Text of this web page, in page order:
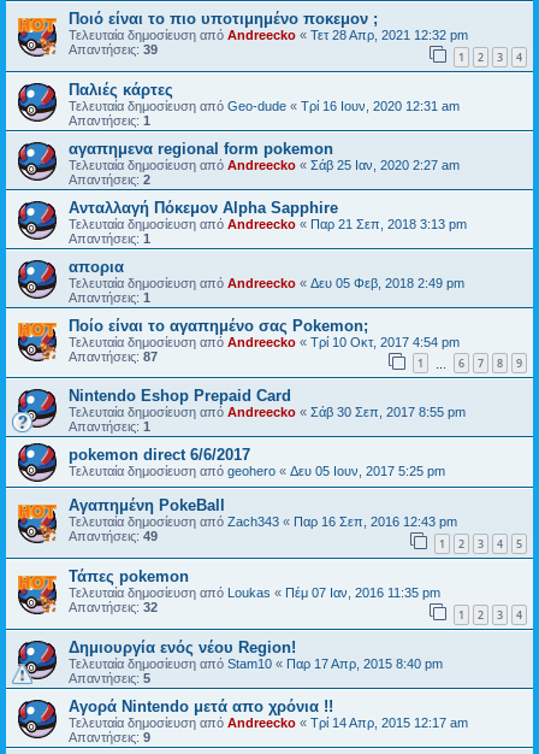
Ποιό είναι το πιο υποτιμημένο ποκεμον ;
Τελευταία δημοσίευση από Andreecko « Τετ 28 Απρ, 2021 12:32 pm
Απαντήσεις: 39 1 2 3 4
Παλιές κάρτες
Τελευταία δημοσίευση από Geo-dude « Τρί 16 Ιουν, 2020 12:31 am
Απαντήσεις: 1
αγαπημενα regional form pokemon
Τελευταία δημοσίευση από Andreecko « Σάβ 25 Ιαν, 2020 2:27 am
Απαντήσεις: 2
Ανταλλαγή Πόκεμον Alpha Sapphire
Τελευταία δημοσίευση από Andreecko « Παρ 21 Σεπ, 2018 3:13 pm
Απαντήσεις: 1
απορια
Τελευταία δημοσίευση από Andreecko « Δευ 05 Φεβ, 2018 2:49 pm
Απαντήσεις: 1
Ποίο είναι το αγαπημένο σας Pokemon;
Τελευταία δημοσίευση από Andreecko « Τρί 10 Οκτ, 2017 4:54 pm
Απαντήσεις: 87 1 6 7 8 9
Nintendo Eshop Prepaid Card
Τελευταία δημοσίευση από Andreecko « Σάβ 30 Σεπ, 2017 8:55 pm
Απαντήσεις: 1
pokemon direct 6/6/2017
Τελευταία δημοσίευση από geohero « Δευ 05 Ιουν, 2017 5:25 pm
Αγαπημένη PokeBall
Τελευταία δημοσίευση από Zach343 « Παρ 16 Σεπ, 2016 12:43 pm
Απαντήσεις: 49 1 2 3 4 5
Τάπες pokemon
Τελευταία δημοσίευση από Loukas « Πέμ 07 Ιαν, 2016 11:35 pm
Απαντήσεις: 32 1 2 3 4
Δημιουργία ενός νέου Region!
Τελευταία δημοσίευση από Stam10 « Παρ 17 Απρ, 2015 8:40 pm
Απαντήσεις: 5
Αγορά Nintendo μετά απο χρόνια !!
Τελευταία δημοσίευση από Andreecko « Τρί 14 Απρ, 2015 12:17 am
Απαντήσεις: 9